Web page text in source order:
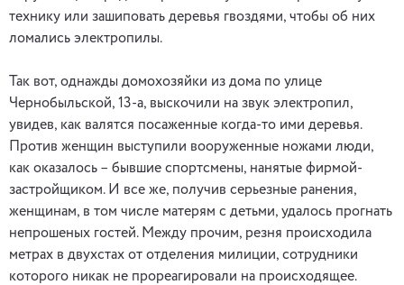
технику или зашиповать деревья гвоздями, чтобы об них
ломались электропилы.
Так вот, однажды домохозяйки из дома по улице
Чернобыльской, 13-а, выскочили на звук электропил,
увидев, как валятся посаженные когда-то ими деревья.
Против женщин выступили вооруженные ножами люди,
как оказалось – бывшие спортсмены, нанятые фирмой-
застройщиком. И все же, получив серьезные ранения,
женщинам, в том числе матерям с детьми, удалось прогнать
непрошеных гостей. Между прочим, резня происходила
метрах в двухстах от отделения милиции, сотрудники
которого никак не прореагировали на происходящее.